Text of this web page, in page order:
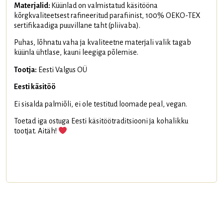
Materjalid: Küünlad on valmistatud käsitööna
kõrgkvaliteetsest rafineeritud parafiinist, 100% OEKO-TEX
sertifikaadiga puuvillane taht (pliivaba).
Puhas, lõhnatu vaha ja kvaliteetne materjali valik tagab
küünla ühtlase, kauni leegiga põlemise.
Tootja: Eesti Valgus OÜ
Eesti käsitöö
Ei sisalda palmiõli, ei ole testitud loomade peal, vegan.
Toetad iga ostuga Eesti käsitöötraditsiooni ja kohalikku
tootjat. Aitäh!